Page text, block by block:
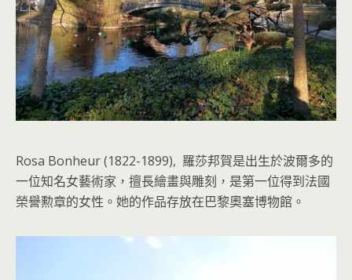
Rosa Bonheur (1822-1899), 羅莎邦賀是出生於波爾多的
一位知名女藝術家，擅長繪畫與雕刻，是第一位得到法國
榮譽勲章的女性。她的作品存放在巴黎奧塞博物館。